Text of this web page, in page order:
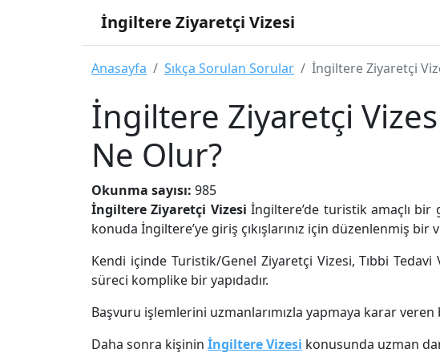
İngiltere Ziyaretçi Vizesi
Anasayfa Sıkça Sorulan Sorular İngiltere Ziyaretçi
İngiltere Ziyaretçi
Ne Olur?
Okunma sayısı: 985
İngiltere Ziyaretçi Vizesi İngiltere’de turistik amaçlı
konuda İngiltere’ye giriş çıkışlarınız için düzenlenmiş bir
Kendi içinde Turistik/Genel Ziyaretçi Vizesi, Tıbbi
süreci komplike bir yapıdadır.
Başvuru işlemlerini uzmanlarımızla yapmaya karar
Daha sonra kişinin İngiltere Vizesi konusunda uzman